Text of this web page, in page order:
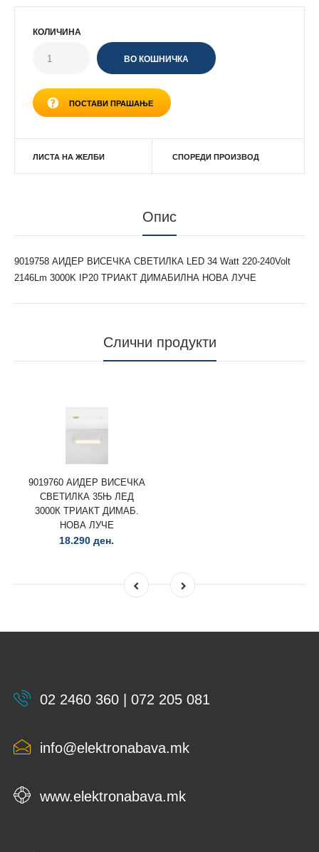
КОЛИЧИНА
ПОСТАВИ ПРАШАЊЕ
ЛИСТА НА ЖЕЛБИ СПОРЕДИ ПРОИЗВОД
Опис
9019758 АИДЕР ВИСЕЧКА СВЕТИЛКА LED 34 Watt 220-240Volt
2146Lm 3000K IP20 ТРИАКТ ДИМАБИЛНА НОВА ЛУЧЕ
Слични продукти
9019760 АИДЕР ВИСЕЧКА
СВЕТИЛКА 35Њ ЛЕД
3000К ТРИАКТ ДИМАБ.
НОВА ЛУЧЕ
18.290 ден.
02 2460 360 | 072 205 081
info@elektronabava.mk
www.elektronabava.mk